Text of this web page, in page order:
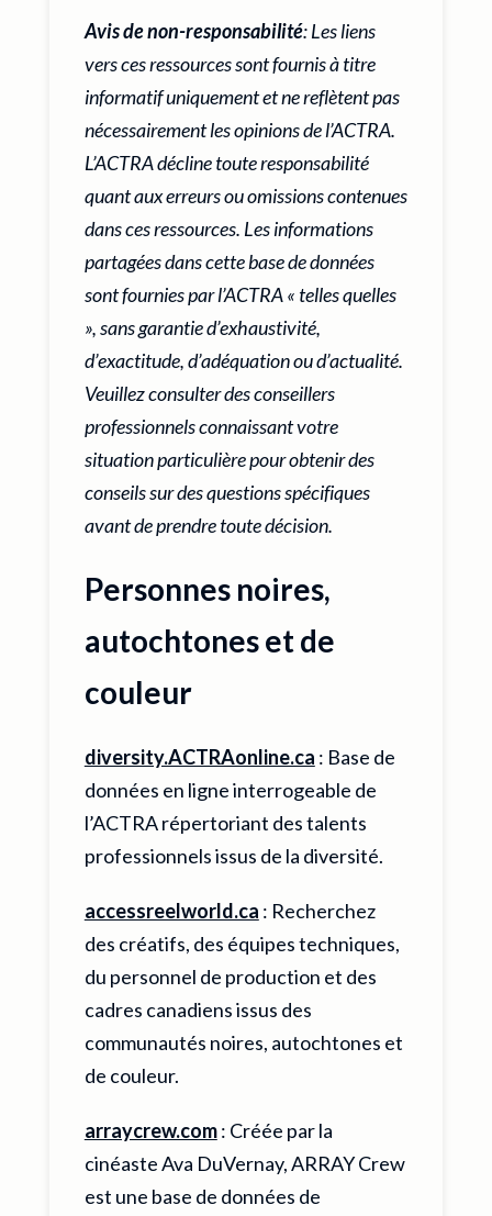
Avis de non-responsabilité: Les liens
vers ces ressources sont fournis à titre
informatif uniquement et ne reflètent pas
nécessairement les opinions de l’ACTRA.
L’ACTRA décline toute responsabilité
quant aux erreurs ou omissions contenues
dans ces ressources. Les informations
partagées dans cette base de données
sont fournies par l’ACTRA « telles quelles
», sans garantie d’exhaustivité,
d’exactitude, d’adéquation ou d’actualité.
Veuillez consulter des conseillers
professionnels connaissant votre
situation particulière pour obtenir des
conseils sur des questions spécifiques
avant de prendre toute décision.
Personnes noires,
autochtones et de
couleur
diversity.ACTRAonline.ca : Base de
données en ligne interrogeable de
l’ACTRA répertoriant des talents
professionnels issus de la diversité.
accessreelworld.ca : Recherchez
des créatifs, des équipes techniques,
du personnel de production et des
cadres canadiens issus des
communautés noires, autochtones et
de couleur.
arraycrew.com: Créée par la
cinéaste Ava DuVernay, ARRAY Crew
est une base de données de